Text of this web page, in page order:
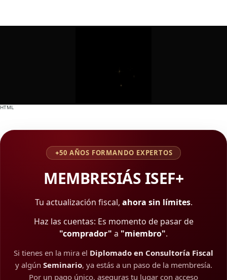
HTML
✦50 AÑOS FORMANDO EXPERTOS
MEMBRESIÁS ISEF+
Tu actualización fiscal, ahora sin límites.
Haz las cuentas: Es momento de pasar de
"comprador" a "miembro".
Si tienes en la mira el Diplomado en Consultoría Fiscal
y algún Seminario, ya estás a un paso de la membresía.
Por un pago único, aseguras tu lugar con acceso